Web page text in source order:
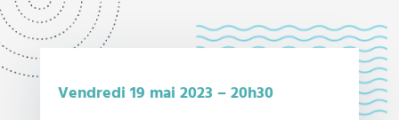
Vendredi 19 mai 2023 – 20h30